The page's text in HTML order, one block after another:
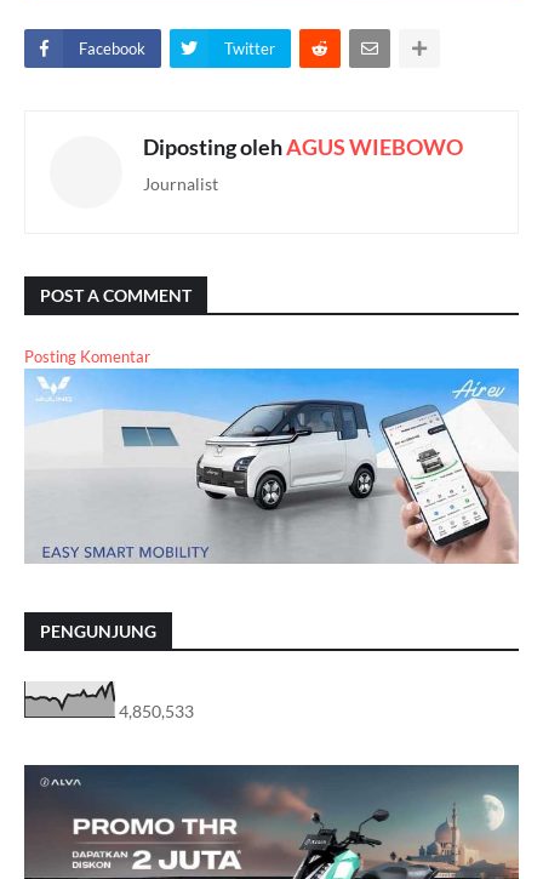
Facebook Twitter
Diposting olehAGUS WIEBOWO
Journalist
POST A COMMENT
Posting Komentar
PENGUNJUNG
4,850,533